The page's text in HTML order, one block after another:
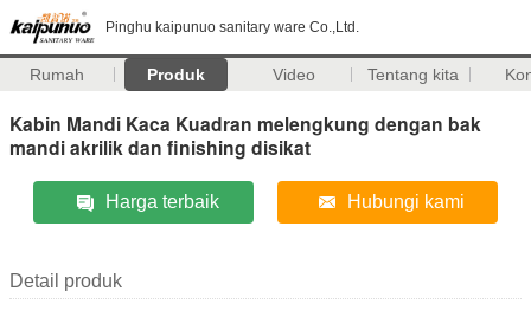
Pinghu kaipunuo sanitary ware Co.,Ltd.
Rumah Produk Video Tentang kita
Kabin Mandi Kaca Kuadran melengkung dengan bak
mandi akrilik dan finishing disikat
Harga terbaik Hubungi kami
Detail produk